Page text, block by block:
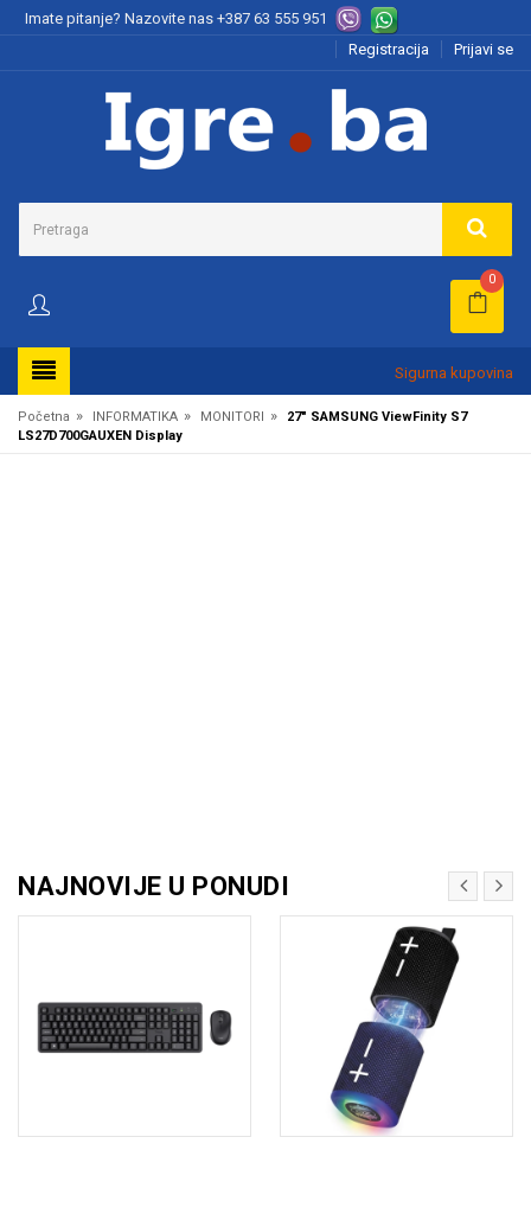
Imate pitanje? Nazovite nas +387 63 555 951
Registracija
Prijavi se
0
Sigurna kupovina
Početna » INFORMATIKA » MONITORI »
27" SAMSUNG ViewFinity S7
LS27D700GAUXEN Display
NAJNOVIJE U PONUDI